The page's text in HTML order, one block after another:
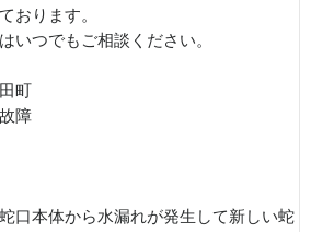
おります。
いつでもご相談ください。
町
障
口本体から水漏れが発生して新しい蛇